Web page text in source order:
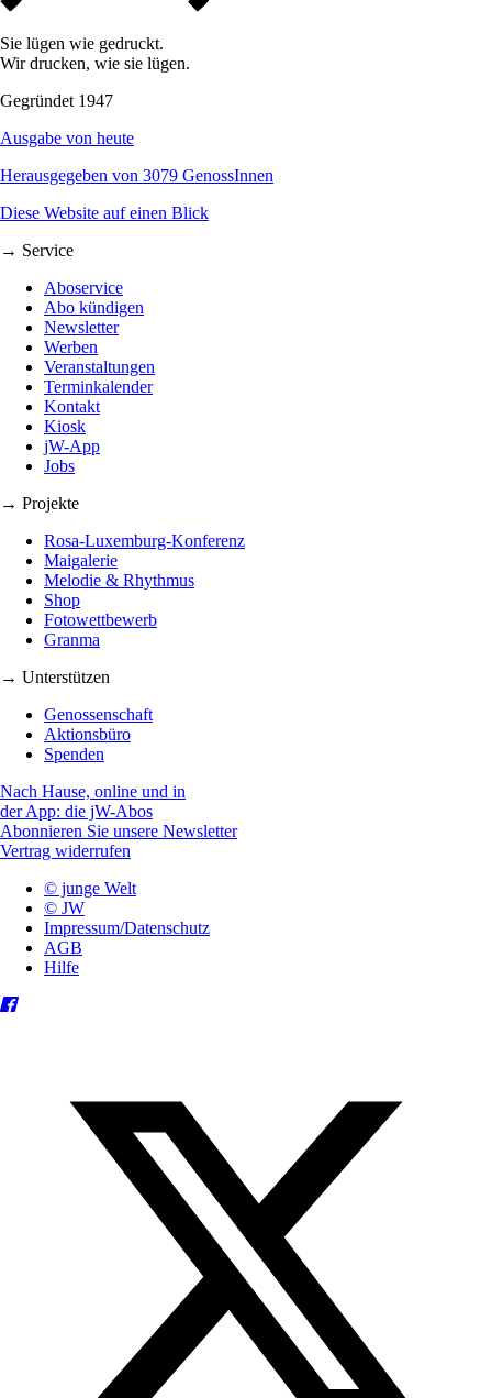
Sie lügen wie gedruckt.
Wir drucken, wie sie lügen.
Gegründet 1947
Ausgabe von heute
Herausgegeben von 3079 GenossInnen
Diese Website auf einen Blick
→ Service
Aboservice
Abo kündigen
Newsletter
Werben
Veranstaltungen
Terminkalender
Kontakt
Kiosk
jW-App
Jobs
→ Projekte
Rosa-Luxemburg-Konferenz
Maigalerie
Melodie & Rhythmus
Shop
Fotowettbewerb
Granma
→ Unterstützen
Genossenschaft
Aktionsbüro
Spenden
Nach Hause, online und in
der App: die jW-Abos
Abonnieren Sie unsere Newsletter
Vertrag widerrufen
© junge Welt
© JW
Impressum/Datenschutz
AGB
Hilfe